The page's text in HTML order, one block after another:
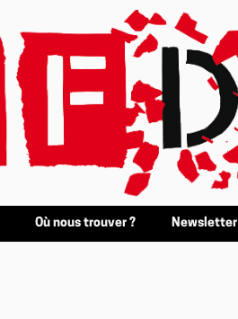
Où nous trouver ? Newsletter